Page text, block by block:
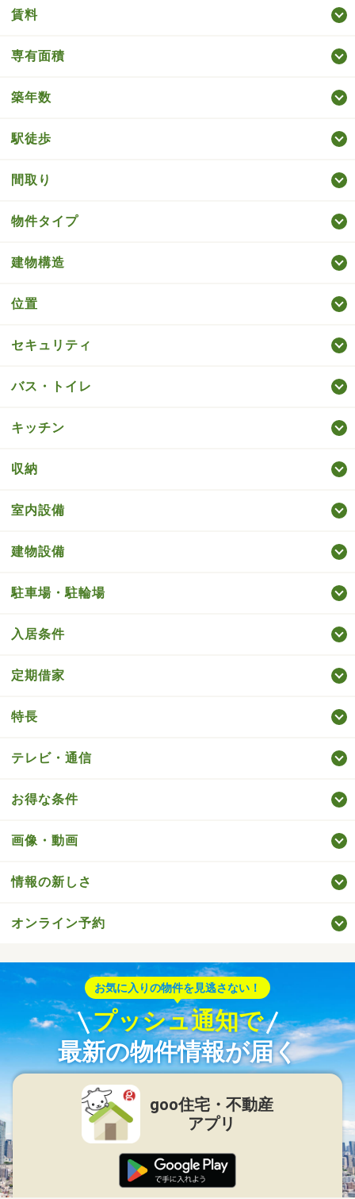
賃料
専有面積
築年数
駅徒歩
間取り
物件タイプ
建物構造
位置
セキュリティ
バス・トイレ
キッチン
収納
室内設備
建物設備
駐車場・駐輪場
入居条件
定期借家
特長
テレビ・通信
お得な条件
画像・動画
情報の新しさ
オンライン予約
お気に入りの物件を見逃さない！
プッシュ通知で
最新の物件情報が届く
goo住宅・不動産
アプリ